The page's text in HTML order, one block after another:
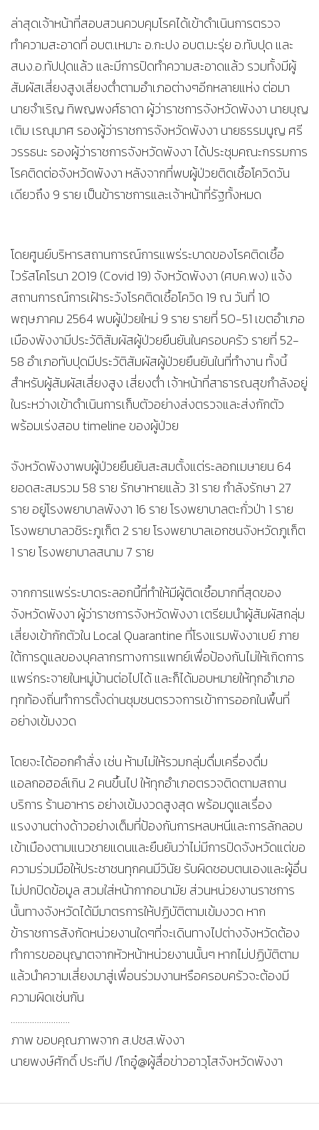
ล่าสุดเจ้าหน้าที่สอบสวนควบคุมโรคได้เข้าดำเนินการตรวจ
ทำความสะอาดที่ อบต.เหมาะ อ.กะปง อบต.มะรุ่ย อ.ทับปุด และ
สนง.อ.ทัปปุดแล้ว และมีการปิดทำความสะอาดแล้ว รวมทั้งมีผู้
สัมผัสเสี่ยงสูงเสี่ยงต่ำตามอำเภอต่างๆอีกหลายแห่ง ต่อมา
นายจำเริญ ทิพญพงศ์ธาดา ผู้ว่าราชการจังหวัดพังงา นายบุญ
เติม เรณุมาศ รองผู้ว่าราชการจังหวัดพังงา นายธรรมนูญ ศรี
วรรธนะ รองผู้ว่าราชการจังหวัดพังงา ได้ประชุมคณะกรรมการ
โรคติดต่อจังหวัดพังงา หลังจากที่พบผู้ป่วยติดเชื้อโควิดวัน
เดียวถึง 9 ราย เป็นข้าราชการและเจ้าหน้าที่รัฐทั้งหมด
โดยศูนย์บริหารสถานการณ์การแพร่ระบาดของโรคติดเชื้อ
ไวรัสโคโรนา 2019 (Covid 19) จังหวัดพังงา (ศบค.พง) แจ้ง
สถานการณ์การเฝ้าระวังโรคติดเชื้อโควิด 19 ณ วันที่ 10
พฤษภาคม 2564 พบผู้ป่วยใหม่ 9 ราย รายที่ 50-51 เขตอำเภอ
เมืองพังงามีประวัติสัมผัสผู้ป่วยยืนยันในครอบครัว รายที่ 52-
58 อำเภอทับปุดมีประวัติสัมผัสผู้ป่วยยืนยันในที่ทำงาน ทั้งนี้
สำหรับผู้สัมผัสเสี่ยงสูง เสี่ยงต่ำ เจ้าหน้าที่สาธารณสุขกำลังอยู่
ในระหว่างเข้าดำเนินการเก็บตัวอย่างส่งตรวจและส่งกักตัว
พร้อมเร่งสอบ timeline ของผู้ป่วย
จังหวัดพังงาพบผู้ป่วยยืนยันสะสมตั้งแต่ระลอกเมษายน 64
ยอดสะสมรวม 58 ราย รักษาหายแล้ว 31 ราย กำลังรักษา 27
ราย อยู่โรงพยาบาลพังงา 16 ราย โรงพยาบาลตะกั่วป่า 1 ราย
โรงพยาบาลวชิระภูเก็ต 2 ราย โรงพยาบาลเอกชนจังหวัดภูเก็ต
1 ราย โรงพยาบาลสนาม 7 ราย
จากการแพร่ระบาดระลอกนี้ที่ทำให้มีผู้ติดเชื้อมากที่สุดของ
จังหวัดพังงา ผู้ว่าราชการจังหวัดพังงา เตรียมนำผู้สัมผัสกลุ่ม
เสี่ยงเข้ากักตัวใน Local Quarantine ที่โรงแรมพังงาเบย์ ภาย
ใต้การดูแลของบุคลากรทางการแพทย์เพื่อป้องกันไม่ให้เกิดการ
แพร่กระจายในหมู่บ้านต่อไปได้ และก็ได้มอบหมายให้ทุกอำเภอ
ทุกท้องถิ่นทำการตั้งด่านชุมชนตรวจการเข้าการออกในพื้นที่
อย่างเข้มงวด
โดยจะได้ออกคำสั่ง เช่น ห้ามไม่ให้รวมกลุ่มดื่มเครื่องดื่ม
แอลกอฮอล์เกิน 2 คนขึ้นไป ให้ทุกอำเภอตรวจติดตามสถาน
บริการ ร้านอาหาร อย่างเข้มงวดสูงสุด พร้อมดูแลเรื่อง
แรงงานต่างด้าวอย่างเต็มที่ป้องกันการหลบหนีและการลักลอบ
เข้าเมืองตามแนวชายแดนและยืนยันว่าไม่มีการปิดจังหวัดแต่ขอ
ความร่วมมือให้ประชาชนทุกคนมีวินัย รับผิดชอบตนเองและผู้อื่น
ไม่ปกปิดข้อมูล สวมใส่หน้ากากอนามัย ส่วนหน่วยงานราชการ
นั้นทางจังหวัดได้มีมาตรการให้ปฏิบัติตามเข้มงวด หาก
ข้าราชการสังกัดหน่วยงานใดๆที่จะเดินทางไปต่างจังหวัดต้อง
ทำการขออนุญาตจากหัวหน้าหน่วยงานนั้นๆ หากไม่ปฏิบัติตาม
แล้วนำความเสี่ยงมาสู่เพื่อนร่วมงานหรือครอบครัวจะต้องมี
ความผิดเช่นกัน
…………………….
ภาพ ขอบคุณภาพจาก ส.ปชส.พังงา
นายพงษ์ศักดิ์ ประทีป /โกอู๋@ผู้สื่อข่าวอาวุโสจังหวัดพังงา